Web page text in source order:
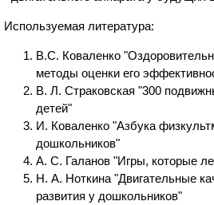
Используемая литература:
В.С. Коваленко
методы оценки его
В. Л. Страковская "300
детей"
И. Коваленко "Азбука
дошкольников"
А. С. Галанов "Игры, которые
Н. А. Ноткина "Двигательные
развития у дошкольников"